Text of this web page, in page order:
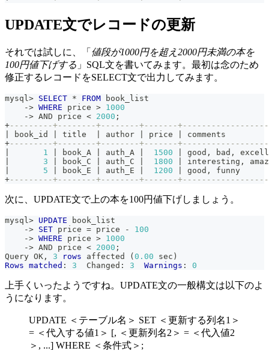
UPDATE文でレコードの更新
それでは試しに、「 値段が1000円を超え2000円未満の本を
100円値下げする 」SQL文を書いてみます。最初は念のため
修正するレコードをSELECT文で出力してみます。
mysql > SELECT * FROM book_list
-> WHERE price > 1000
-> AND price < 2000 ;
+---------+--------+--------+-------
book_id title author price
+---------+--------+--------+-------
1 book_A auth_A 1500 good , bad ,
3 book_C auth_C 1800 interesting ,
5 book_E auth_E 1200 good ,
+---------+--------+--------+-------
次に、UPDATE文で上の本を100円値下げしましょう。
mysql > UPDATE book_list
-> SET price = price -
100
-> WHERE price > 1000
-> AND price < 2000 ;
Query OK , 3 rows affected ( 0.00 sec )
Rows matched : 3
  Changed:
3 Warnings : 0
上手くいったようですね。UPDATE文の一般構文は以下のよ
うになります。
UPDATE ＜テーブル名＞ SET ＜更新する列名1＞
= ＜代入する値1＞ [, ＜更新列名2＞ = ＜代入値2
＞, ...] WHERE ＜条件式＞;